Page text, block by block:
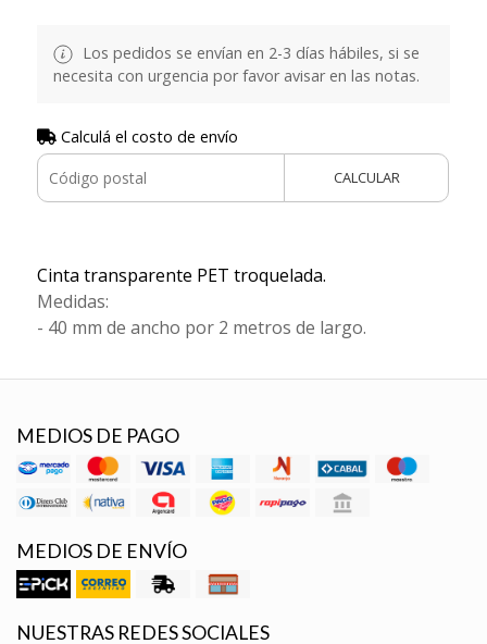
Los pedidos se envían en 2-3 días hábiles, si se
necesita con urgencia por favor avisar en las notas.
Calculá el costo de envío
CALCULAR
Cinta transparente PET troquelada.
Medidas:
- 40 mm de ancho por 2 metros de largo.
MEDIOS DE PAGO
MEDIOS DE ENVÍO
NUESTRAS REDES SOCIALES